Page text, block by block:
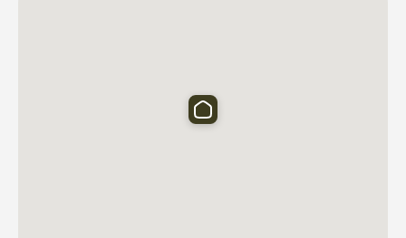
• 음식 보관 시 호실 + 사용기한 표기 필수